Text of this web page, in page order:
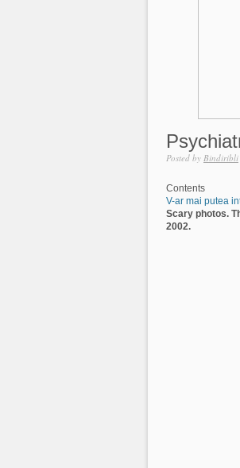
Posted by Bindiribli
Contents
V-ar mai putea
Scary photos.
2002.